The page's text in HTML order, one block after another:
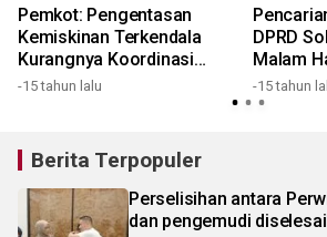
Pemkot: Pengentasan
Kemiskinan Terkendala
Kurangnya Koordinasi
Antar-Instansi
-15 tahun lalu
DPRD
Malam
-15 tahun
Berita Terpopuler
Perselisihan antara
dan pengemudi